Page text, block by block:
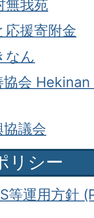
無我苑
応援寄附金
なん
協会
議会
リシー
等運用方針